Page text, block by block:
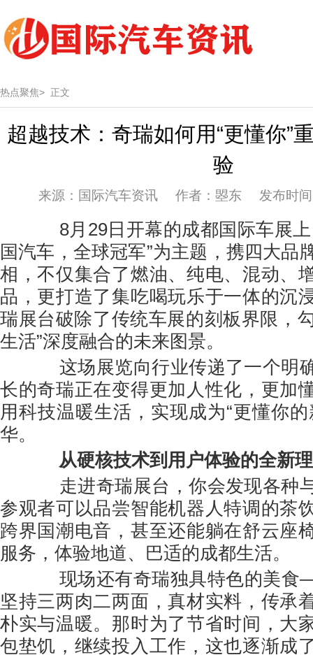
热点聚焦> 正文
超越技术：奇瑞如何用“更懂你”
验
来源：国际汽车资讯 作者：曌东 发布时间
8月29日开幕的成都国际车展上
国汽车，全球冠军”为主题，携四大品
相，不仅集合了燃油、纯电、混动、
品，更打造了集吃喝玩乐于一体的沉
瑞展台破除了传统车展的刻板界限，
生活”深度融合的未来图景。
这场展览向行业传递了一个明
长的奇瑞正在变得更加人性化，更加
用科技温暖生活，实现成为“更懂你
华。
从硬核技术到用户体验的全新
走进奇瑞展台，你会发现各种
参观者可以品尝智能机器人特调的茶
跨界国潮电音，甚至还能躺在舒云座
服务，体验地道、巴适的成都生活。
现场还有奇瑞独具特色的美食
坚持三两肉二两面，真材实料，传承
朴实与温暖。那时为了节省时间，大
包垫饥，继续投入工作，这也逐渐成